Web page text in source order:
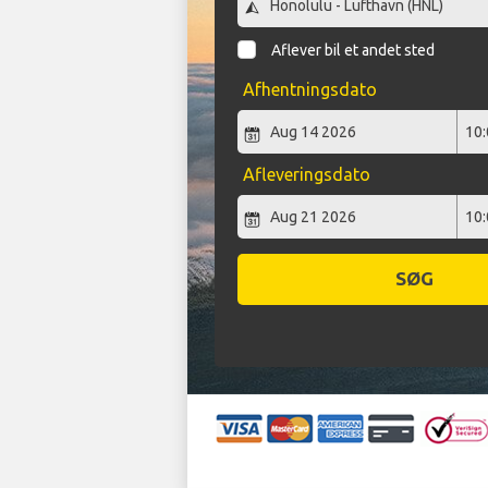
Aflever bil et andet sted
Afhentningsdato
Afleveringsdato
SØG